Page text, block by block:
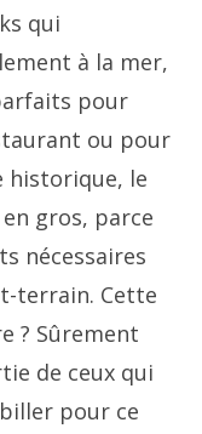
qui
à la mer,
pour
ou pour
historique, le
gros, parce
nécessaires
terrain. Cette
? Sûrement
de ceux qui
pour ce